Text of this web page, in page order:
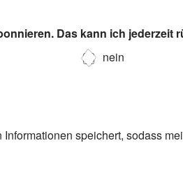
Das kann ich jederzeit
nein
speichert, sodass